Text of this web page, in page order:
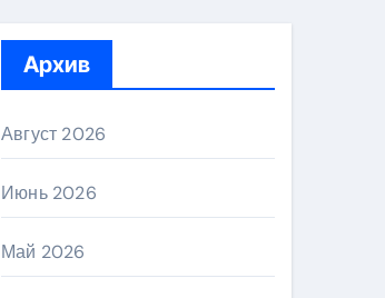
Архив
Август 2026
Июнь 2026
Май 2026